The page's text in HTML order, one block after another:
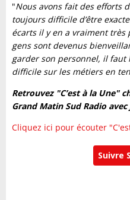
"Nous avons fait des efforts
toujours difficile d’être
écarts il y en a vraiment très
gens sont devenus
garder son personnel, il faut
difficile sur les métiers en
Retrouvez "C’est à la Une"
Grand Matin Sud Radio
Cliquez ici pour écouter
Suivre